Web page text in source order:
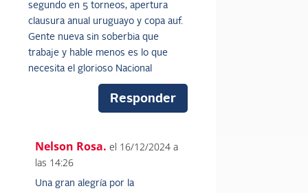
segundo en 5 torneos, apertura
clausura anual uruguayo y copa auf.
Gente nueva sin soberbia que
trabaje y hable menos es lo que
necesita el glorioso Nacional
Responder
Nelson Rosa. el 16/12/2024 a
las 14:26
Una gran alegría por la